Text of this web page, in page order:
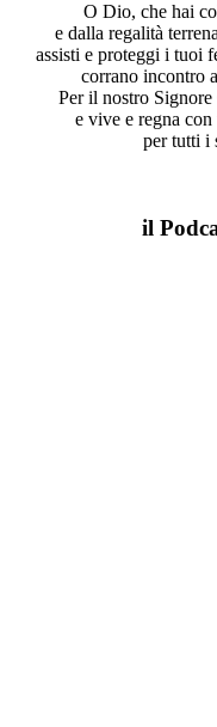
O Dio, che hai
e dalla regalità
assisti e proteggi i tuoi
corrano incontro
Per il nostro
e vive e regna
per tutti i
il